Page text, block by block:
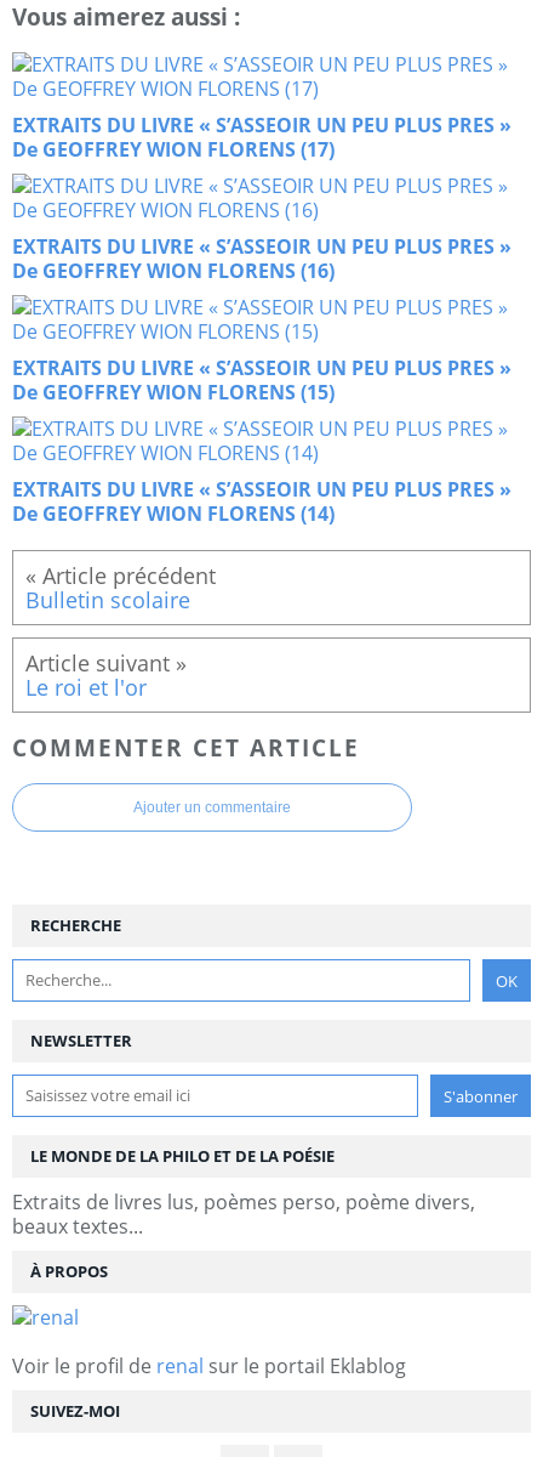
Vous aimerez aussi :
EXTRAITS DU LIVRE « S’ASSEOIR UN PEU PLUS PRES »
De GEOFFREY WION FLORENS (17)
EXTRAITS DU LIVRE « S’ASSEOIR UN PEU PLUS PRES »
De GEOFFREY WION FLORENS (16)
EXTRAITS DU LIVRE « S’ASSEOIR UN PEU PLUS PRES »
De GEOFFREY WION FLORENS (15)
EXTRAITS DU LIVRE « S’ASSEOIR UN PEU PLUS PRES »
De GEOFFREY WION FLORENS (14)
Bulletin scolaire
Le roi et l'or
COMMENTER CET ARTICLE
Ajouter un commentaire
NEWSLETTER
SUIVEZ-MOI
RECHERCHE
LE MONDE DE LA PHILO ET DE LA POÉSIE
Extraits de livres lus, poèmes perso, poème divers,
beaux textes...
À PROPOS
Voir le profil de renal sur le portail Eklablog